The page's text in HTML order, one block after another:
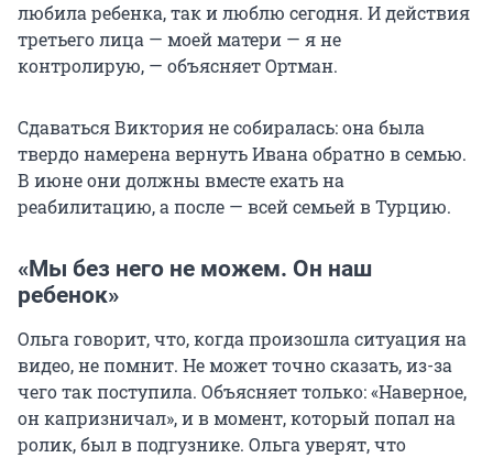
любила ребенка, так и люблю сегодня. И действия
третьего лица — моей матери — я не
контролирую, — объясняет Ортман.
Сдаваться Виктория не собиралась: она была
твердо намерена вернуть Ивана обратно в семью.
В июне они должны вместе ехать на
реабилитацию, а после — всей семьей в Турцию.
«Мы без него не можем. Он наш
ребенок»
Ольга говорит, что, когда произошла ситуация на
видео, не помнит. Не может точно сказать, из-за
чего так поступила. Объясняет только: «Наверное,
он капризничал», и в момент, который попал на
ролик, был в подгузнике. Ольга уверят, что